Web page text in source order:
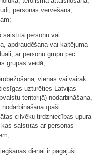
personas vervēšana,
saistītā personu vai
apdraudēšana vai kaitējuma
ar personu grupu pēc
grupas veidā;
vienas vai vairāk
uzturēties Latvijas
teritorijā) nodarbināšana,
nodarbināšana īpaši
cilvēku tirdzniecības upura
saistītas ar personas
dienai ir pagājuši